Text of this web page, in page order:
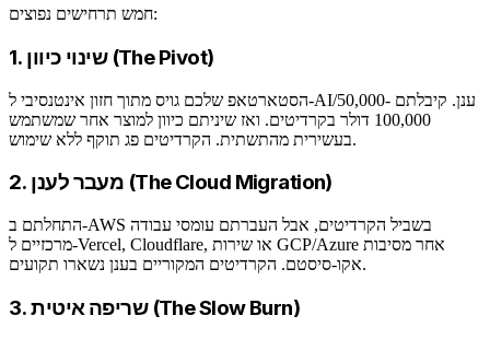
חמש תרחישים נפוצים:
1. שינוי כיוון (The Pivot)
הסטארטאפ שלכם גויס מתוך חזון אינטנסיבי ל-AI/ענן. קיבלתם 50,000-
100,000 דולר בקרדיטים. ואז שיניתם כיוון למוצר אחר שמשתמש
בעשירית מהתשתית. הקרדיטים פג תוקף ללא שימוש.
2. מעבר לענן (The Cloud Migration)
התחלתם ב-AWS בשביל הקרדיטים, אבל העברתם עומסי עבודה
מרכזיים ל-Vercel, Cloudflare, או שירות GCP/Azure אחר מסיבות
אקו-סיסטם. הקרדיטים המקוריים בענן נשארו תקועים.
3. שריפה איטית (The Slow Burn)